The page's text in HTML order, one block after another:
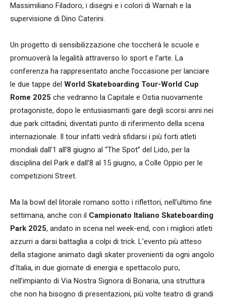
Massimiliano Filadoro, i disegni e i colori di Warnah e la
supervisione di Dino Caterini.
Un progetto di sensibilizzazione che toccherà le scuole e
promuoverà la legalità attraverso lo sport e l’arte. La
conferenza ha rappresentato anche l’occasione per lanciare
le due tappe del World Skateboarding Tour-World Cup
Rome 2025 che vedranno la Capitale e Ostia nuovamente
protagoniste, dopo le entusiasmanti gare degli scorsi anni nei
due park cittadini, diventati punto di riferimento della scena
internazionale. Il tour infatti vedrà sfidarsi i più forti atleti
mondiali dall’1 all’8 giugno al “The Spot” del Lido, per la
disciplina del Park e dall’8 al 15 giugno, a Colle Oppio per le
competizioni Street.
Ma la bowl del litorale romano sotto i riflettori, nell’ultimo fine
settimana, anche con il Campionato Italiano Skateboarding
Park 2025, andato in scena nel week-end, con i migliori atleti
azzurri a darsi battaglia a colpi di trick. L’evento più atteso
della stagione animato dagli skater provenienti da ogni angolo
d’Italia, in due giornate di energia e spettacolo puro,
nell’impianto di Via Nostra Signora di Bonaria, una struttura
che non ha bisogno di presentazioni, più volte teatro di grandi